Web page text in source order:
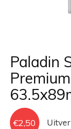
Paladin
€2,50